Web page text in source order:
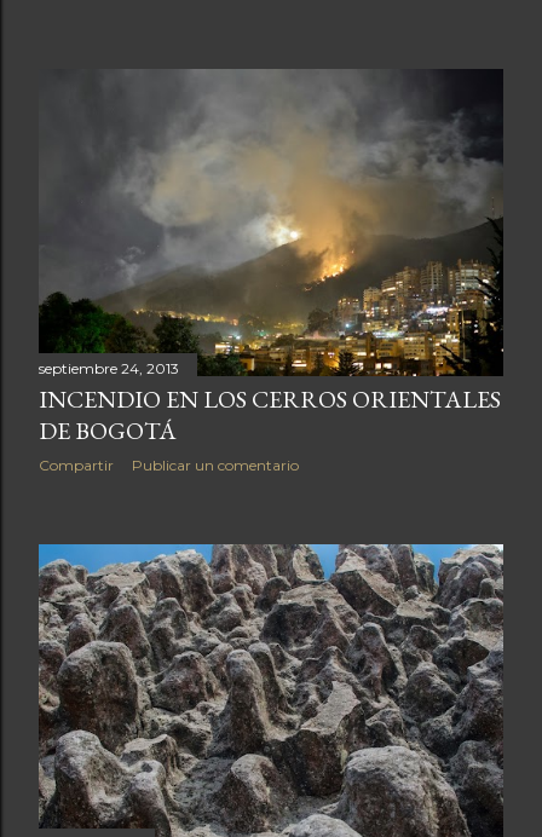
septiembre 24, 2013
INCENDIO EN LOS CERROS ORIENTALES
DE BOGOTÁ
Compartir Publicar un comentario